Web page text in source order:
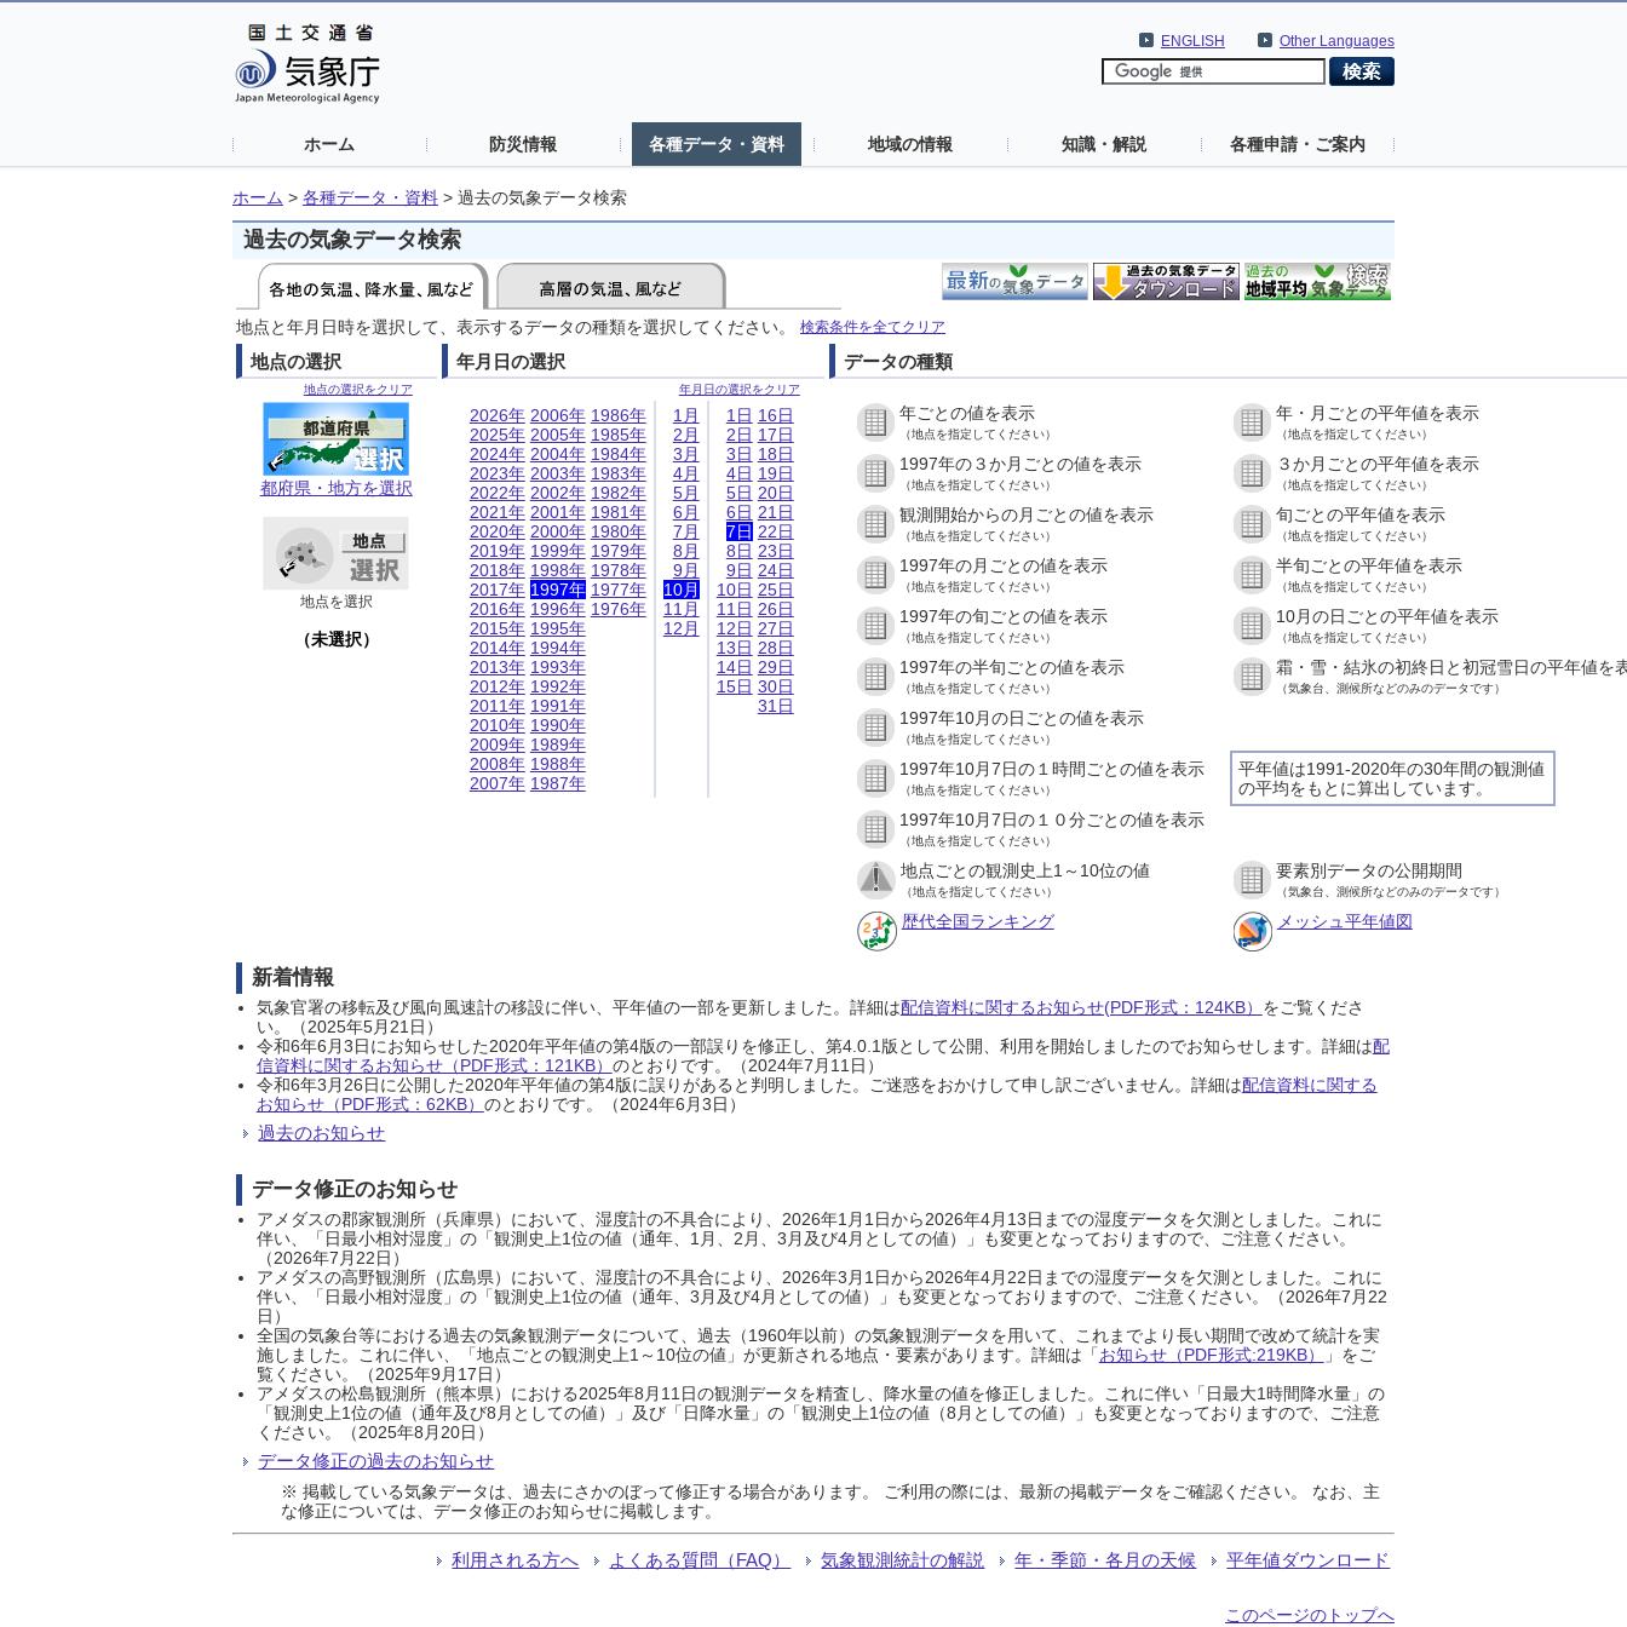
Other Languages
ENGLISH
ホーム 防災情報 各種データ・資料 地域の情報 知識・解説 各種申請・ご案内
ホーム > 各種データ・資料 > 過去の気象データ検索
過去の気象データ検索
地点と年月日時を選択して、表示するデータの種類を選択してください。 検索条件を全てクリア
地点の選択
地点の選択をクリア
都府県・地方を選択
地点を選択
（未選択）
年月日の選択
年月日の選択をクリア
2026年
2025年
2024年
2023年
2022年
2021年
2020年
2019年
2018年
2017年
2016年
2015年
2014年
2013年
2012年
2011年
2010年
2009年
2008年
2007年
2006年
2005年
2004年
2003年
2002年
2001年
2000年
1999年
1998年
1997年
1996年
1995年
1994年
1993年
1992年
1991年
1990年
1989年
1988年
1987年
1986年
1985年
1984年
1983年
1982年
1981年
1980年
1979年
1978年
1977年
1976年
1月
2月
3月
4月
5月
6月
7月
8月
9月
10月
11月
12月
1日
2日
3日
4日
5日
6日
7日
8日
9日
10日
11日
12日
13日
14日
15日
16日
17日
18日
19日
20日
21日
22日
23日
24日
25日
26日
27日
28日
29日
30日
31日
データの種類
年ごとの値を表示
（地点を指定してください）
年・月ごとの平年値を表示
（地点を指定してください）
1997年の３か月ごとの値を表示
（地点を指定してください）
３か月ごとの平年値を表示
（地点を指定してください）
観測開始からの月ごとの値を表示
（地点を指定してください）
旬ごとの平年値を表示
（地点を指定してください）
1997年の月ごとの値を表示
（地点を指定してください）
半旬ごとの平年値を表示
（地点を指定してください）
1997年の旬ごとの値を表示
（地点を指定してください）
10月の日ごとの平年値を表示
（地点を指定してください）
1997年の半旬ごとの値を表示
（地点を指定してください）
霜・雪・結氷の初終日と初冠雪日の平年値を
（気象台、測候所などのみのデータです）
1997年10月の日ごとの値を表示
（地点を指定してください）
平年値は1991-2020年の30年間の観測値
の平均をもとに算出しています。
1997年10月7日の１時間ごとの値を表示
（地点を指定してください）
1997年10月7日の１０分ごとの値を表示
（地点を指定してください）
地点ごとの観測史上1～10位の値
（地点を指定してください）
要素別データの公開期間
（気象台、測候所などのみのデータです）
歴代全国ランキング メッシュ平年値図
新着情報
気象官署の移転及び風向風速計の移設に伴い、平年値の一部を更新しました。詳細は配信資料に関するお知らせ(PDF形式：124KB） をご覧くださ
い。（2025年5月21日）
令和6年6月3日にお知らせした2020年平年値の第4版の一部誤りを修正し、第4.0.1版として公開、利用を開始しましたのでお知らせします。詳細は配
信資料に関するお知らせ（PDF形式：121KB） のとおりです。（2024年7月11日）
令和6年3月26日に公開した2020年平年値の第4版に誤りがあると判明しました。ご迷惑をおかけして申し訳ございません。詳細は配信資料に関する
お知らせ（PDF形式：62KB） のとおりです。（2024年6月3日）
過去のお知らせ
データ修正のお知らせ
アメダスの郡家観測所（兵庫県）において、湿度計の不具合により、2026年1月1日から2026年4月13日までの湿度データを欠測としました。これに
伴い、「日最小相対湿度」の「観測史上1位の値（通年、1月、2月、3月及び4月としての値）」も変更となっておりますので、ご注意ください。
（2026年7月22日）
アメダスの高野観測所（広島県）において、湿度計の不具合により、2026年3月1日から2026年4月22日までの湿度データを欠測としました。これに
伴い、「日最小相対湿度」の「観測史上1位の値（通年、3月及び4月としての値）」も変更となっておりますので、ご注意ください。（2026年7月22
日）
全国の気象台等における過去の気象観測データについて、過去（1960年以前）の気象観測データを用いて、これまでより長い期間で改めて統計を実
施しました。これに伴い、「地点ごとの観測史上1～10位の値」が更新される地点・要素があります。詳細は「お知らせ（PDF形式:219KB）
」をご
覧ください。（2025年9月17日）
アメダスの松島観測所（熊本県）における2025年8月11日の観測データを精査し、降水量の値を修正しました。これに伴い「日最大1時間降水量」の
「観測史上1位の値（通年及び8月としての値）」及び「日降水量」の「観測史上1位の値（8月としての値）」も変更となっておりますので、ご注意
ください。（2025年8月20日）
データ修正の過去のお知らせ
※ 掲載している気象データは、過去にさかのぼって修正する場合があります。 ご利用の際には、最新の掲載データをご確認ください。 なお、主
な修正については、データ修正のお知らせに掲載します。
利用される方へ よくある質問（FAQ） 気象観測統計の解説 年・季節・各月の天候 平年値ダウンロード
このページのトップへ